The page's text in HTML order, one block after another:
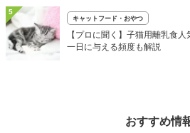
5
キャットフード・おやつ
【プロに聞く】子猫用離乳食
一日に与える頻度も解説
おすすめ情